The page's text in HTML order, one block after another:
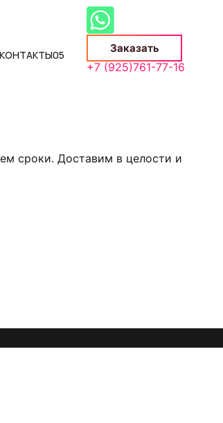
Заказать
+7 (925)761-77-16
КОНТАКТЫ05
сроки. Доставим в целости и